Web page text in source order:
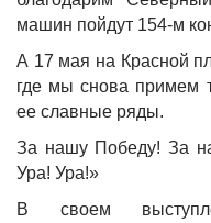
машин пойдут 154-м
А 17 мая на Красной
где мы снова примем
ее славные ряды.
За нашу Победу! За
Ура! Ура!»
В своем